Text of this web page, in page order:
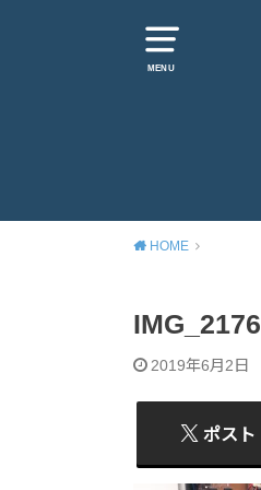
MENU
HOME
IMG_2176
2019年6月2日
ポスト